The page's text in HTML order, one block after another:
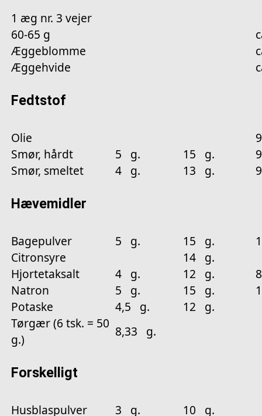
1 æg nr. 3 vejer
60-65 g
Æggeblomme
Æggehvide
Fedtstof
Olie
Smør, hårdt
5 g. 15 g.
Smør, smeltet
4 g. 13 g.
Hævemidler
Bagepulver 5 g. 15 g.
Citronsyre
14 g.
Hjortetaksalt
4 g. 12 g.
Natron
5 g. 15 g.
Potaske
4,5 g.
12 g.
Tørgær (6 tsk. = 50
g.)
8,33 g.
Forskelligt
Husblaspulver 3 g. 10 g.